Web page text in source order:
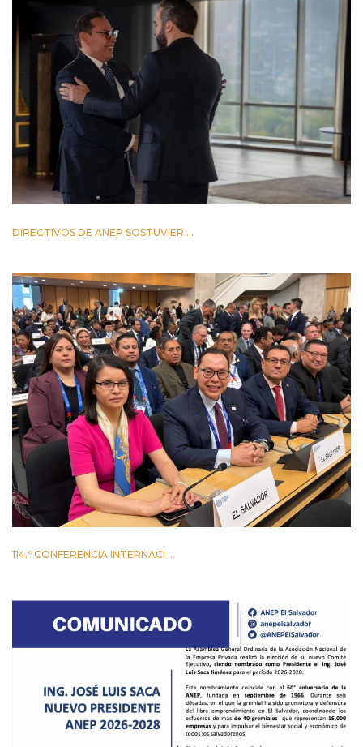
DIRECTIVOS DE ANEP SOSTUVIER ...
114.ª CONFERENCIA INTERNACI ...